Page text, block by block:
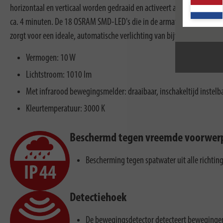
horizontaal en verticaal worden gedraaid en activeert automatisch
ca. 4 minuten. De 18 OSRAM SMD-LED's die in de armatuur zijn
zorgt voor een ideale, automatische verlichting van bijvoorbeeld
Vermogen: 10 W
Lichtstroom: 1010 lm
Met infrarood bewegingsmelder: draaibaar, inschakeltijd
Kleurtemperatuur: 3000 K
Beschermd tegen vreemde
Bescherming tegen spatwater uit alle
Detectiehoek
De bewegingsdetector detecteert